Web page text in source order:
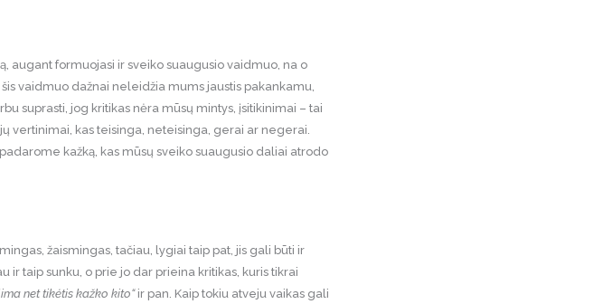
augant formuojasi ir sveiko suaugusio vaidmuo, na o
šis vaidmuo dažnai neleidžia mums jaustis pakankamu,
suprasti, jog kritikas nėra mūsų mintys, įsitikinimai – tai
vertinimai, kas teisinga, neteisinga, gerai ar negerai.
kažką, kas mūsų sveiko suaugusio daliai atrodo
žaismingas, tačiau, lygiai taip pat, jis gali būti ir
ir taip sunku, o prie jo dar prieina kritikas, kuris tikrai
net tikėtis kažko kito“ir pan. Kaip tokiu atveju vaikas gali